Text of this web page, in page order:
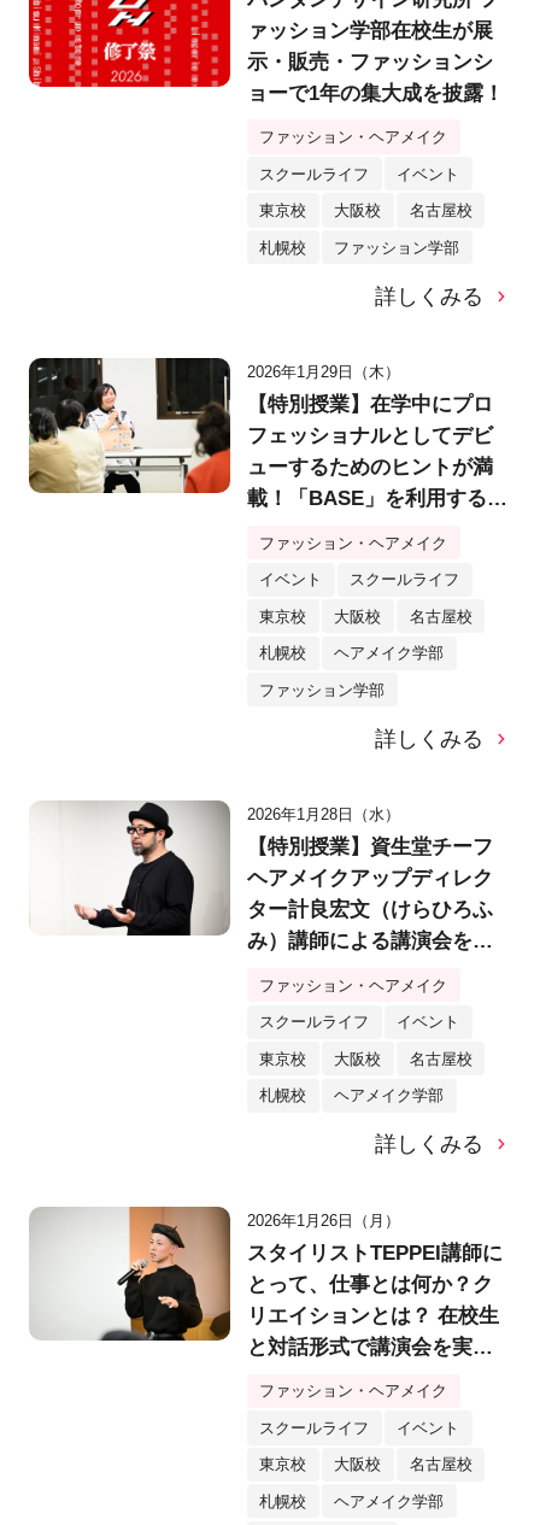
ァッション学部在校生が展
示・販売・ファッションシ
ョーで1年の集大成を披露！
ファッション・ヘアメイク
スクールライフ イベント
東京校 大阪校 名古屋校
札幌校 ファッション学部
詳しくみる
2026年1月29日（木）
【特別授業】在学中にプロ
フェッショナルとしてデビ
ューするためのヒントが満
載！「BASE」を利用するク
ファッション・ヘアメイク
イベント スクールライフ
東京校 大阪校 名古屋校
札幌校 ヘアメイク学部
ファッション学部
詳しくみる
2026年1月28日（水）
【特別授業】資生堂チーフ
ヘアメイクアップディレク
ター計良宏文（けらひろふ
み）講師による講演会を実
ファッション・ヘアメイク
スクールライフ イベント
東京校 大阪校 名古屋校
札幌校 ヘアメイク学部
詳しくみる
2026年1月26日（月）
スタイリストTEPPEI講師に
とって、仕事とは何か？ク
リエイションとは？ 在校生
と対話形式で講演会を実
ファッション・ヘアメイク
スクールライフ イベント
東京校 大阪校 名古屋校
札幌校 ヘアメイク学部